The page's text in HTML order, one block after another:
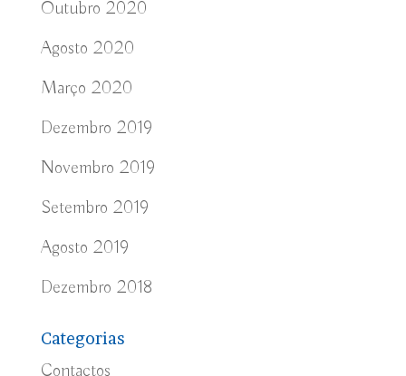
Outubro 2020
Agosto 2020
Março 2020
Dezembro 2019
Novembro 2019
Setembro 2019
Agosto 2019
Dezembro 2018
Categorias
Contactos